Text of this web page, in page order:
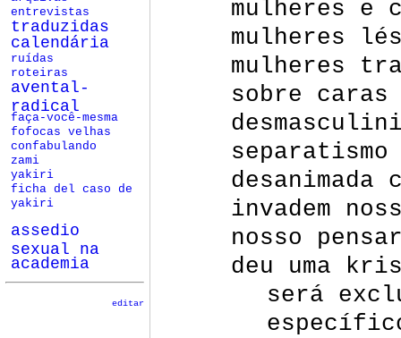
entrevistas
traduzidas
calendária
ruídas
roteiras
avental-
radical
faça-você-mesma
fofocas velhas
confabulando
zami
yakiri
ficha del caso de
yakiri
assedio
sexual na
academia
editar
mulheres e
mulheres
mulheres
sobre caras
desanimada
invadem
nosso
deu uma
será